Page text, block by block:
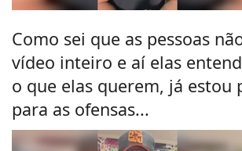
Como sei que as pessoas
vídeo inteiro e aí elas
o que elas querem, já estou
para as ofensas...